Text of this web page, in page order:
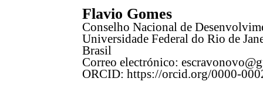
Flavio Gomes
Conselho Nacional de
Universidade Federal do Rio de
Brasil
Correo electrónico:
ORCID: https://orcid.org/0000-